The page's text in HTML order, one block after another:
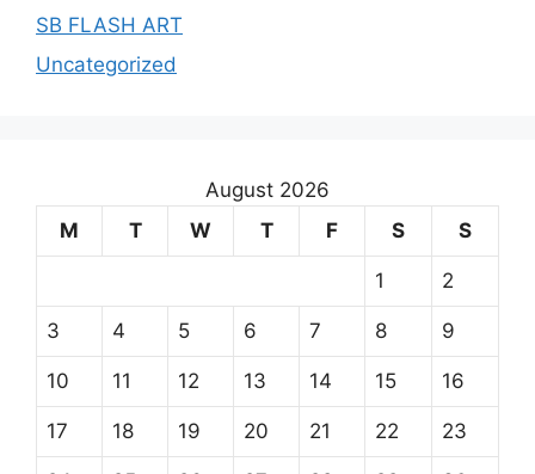
SB FLASH ART
Uncategorized
August 2026
M
T W T F S S
1 2
3 4 5 6 7 8 9
10 11 12 13 14 15 16
17 18 19 20 21 22 23